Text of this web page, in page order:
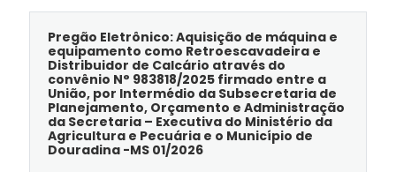
Pregão Eletrônico: Aquisição de máquina e
equipamento como Retroescavadeira e
Distribuidor de Calcário através do
convênio N° 983818/2025 firmado entre a
União, por Intermédio da Subsecretaria de
Planejamento, Orçamento e Administração
da Secretaria – Executiva do Ministério da
Agricultura e Pecuária e o Município de
Douradina -MS 01/2026